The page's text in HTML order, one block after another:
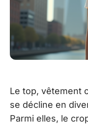
Le top, vêtement
se décline en
Parmi elles, le